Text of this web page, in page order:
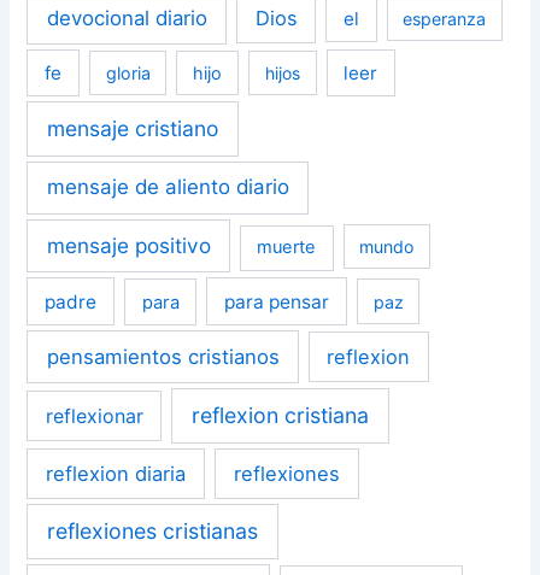
devocional diario Dios el esperanza
fe gloria hijo hijos leer
mensaje cristiano
mensaje de aliento diario
mensaje positivo muerte mundo
padre para para pensar paz
pensamientos cristianos reflexion
reflexionar reflexion cristiana
reflexion diaria reflexiones
reflexiones cristianas